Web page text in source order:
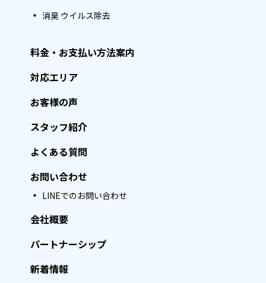
消臭 ウイルス除去
料金・お支払い方法案内
対応エリア
お客様の声
スタッフ紹介
よくある質問
お問い合わせ
LINEでのお問い合わせ
会社概要
パートナーシップ
新着情報